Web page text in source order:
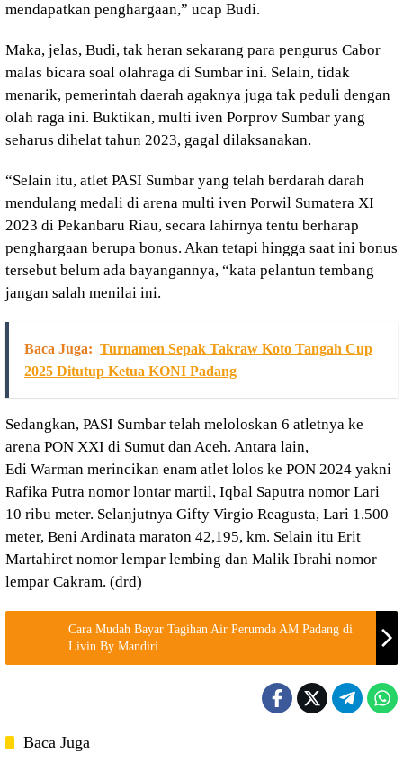
mendapatkan penghargaan,” ucap Budi.
Maka, jelas, Budi, tak heran sekarang para pengurus Cabor
malas bicara soal olahraga di Sumbar ini. Selain, tidak
menarik, pemerintah daerah agaknya juga tak peduli dengan
olah raga ini. Buktikan, multi iven Porprov Sumbar yang
seharus dihelat tahun 2023, gagal dilaksanakan.
“Selain itu, atlet PASI Sumbar yang telah berdarah darah
mendulang medali di arena multi iven Porwil Sumatera XI
2023 di Pekanbaru Riau, secara lahirnya tentu berharap
penghargaan berupa bonus. Akan tetapi hingga saat ini bonus
tersebut belum ada bayangannya, “kata pelantun tembang
jangan salah menilai ini.
Baca Juga: Turnamen Sepak Takraw Koto Tangah Cup
2025 Ditutup Ketua KONI Padang
Sedangkan, PASI Sumbar telah meloloskan 6 atletnya ke
arena PON XXI di Sumut dan Aceh. Antara lain,
Edi Warman merincikan enam atlet lolos ke PON 2024 yakni
Rafika Putra nomor lontar martil, Iqbal Saputra nomor Lari
10 ribu meter. Selanjutnya Gifty Virgio Reagusta, Lari 1.500
meter, Beni Ardinata maraton 42,195, km. Selain itu Erit
Martahiret nomor lempar lembing dan Malik Ibrahi nomor
lempar Cakram. (drd)
Cara Mudah Bayar Tagihan Air Perumda AM Padang di
Livin By Mandiri
Baca Juga